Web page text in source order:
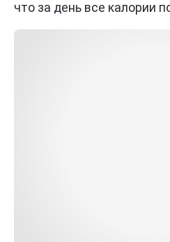
что за день все калории